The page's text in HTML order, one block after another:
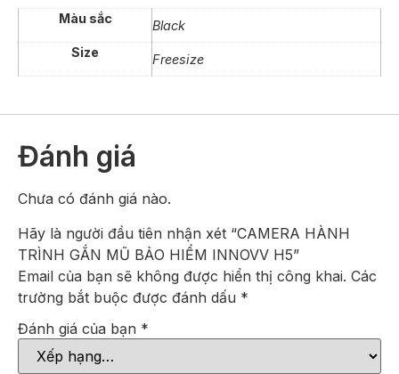
Màu sắc
Black
Size
Freesize
Đánh giá
Chưa có đánh giá nào.
Hãy là người đầu tiên nhận xét “CAMERA HÀNH
TRÌNH GẮN MŨ BẢO HIỂM INNOVV H5”
Email của bạn sẽ không được hiển thị công khai. Các
trường bắt buộc được đánh dấu *
Đánh giá của bạn *